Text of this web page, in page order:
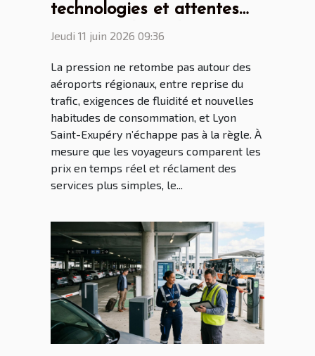
technologies et attentes
voyageur, le parking
l’heure des mutations
Jeudi 11 juin 2026 09:36
La pression ne retombe pas autour des
aéroports régionaux, entre reprise du
trafic, exigences de fluidité et nouvelles
habitudes de consommation, et Lyon
Saint-Exupéry n’échappe pas à la règle. À
mesure que les voyageurs comparent les
prix en temps réel et réclament des
services plus simples, le...